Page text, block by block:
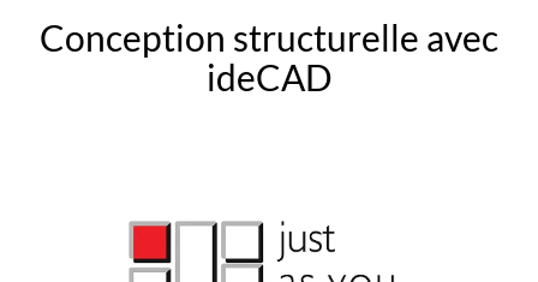
Conception structurelle avec
ideCAD